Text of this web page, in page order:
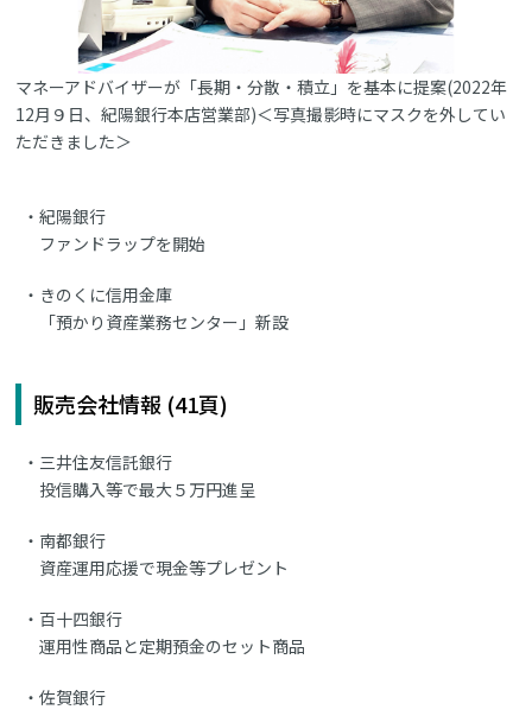
マネーアドバイザーが「長期・分散・積立」を基本に提案(2022年
12月９日、紀陽銀行本店営業部)＜写真撮影時にマスクを外してい
ただきました＞
紀陽銀行
ファンドラップを開始
きのくに信用金庫
「預かり資産業務センター」新設
販売会社情報 (41頁)
三井住友信託銀行
投信購入等で最大５万円進呈
南都銀行
資産運用応援で現金等プレゼント
百十四銀行
運用性商品と定期預金のセット商品
佐賀銀行